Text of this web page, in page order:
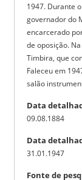
1947. Durante
governador do
encarcerado
de oposição.
Timbira, que
Faleceu em
salão
Data
09.08.1884
Data
31.01.1947
Fonte de